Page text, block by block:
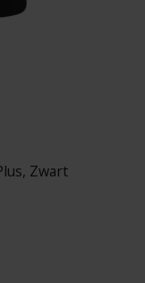
Zwart